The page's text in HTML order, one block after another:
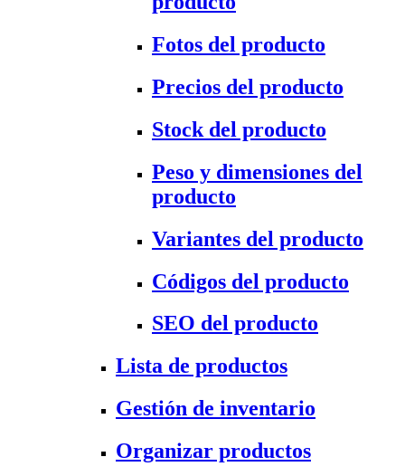
Fotos del producto
Precios del producto
Stock del producto
Peso y dimensiones del
producto
Variantes del producto
Códigos del producto
SEO del producto
Lista de productos
Gestión de inventario
Organizar productos